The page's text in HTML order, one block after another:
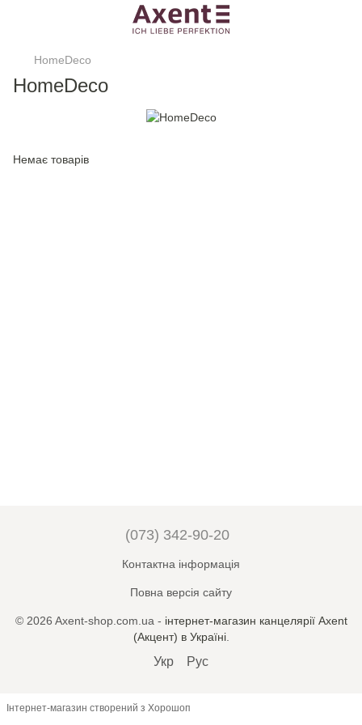
HomeDeco
HomeDeco
Немає товарів
(073) 342-90-20
Контактна інформація
Повна версія сайту
© 2026 Axent-shop.com.ua - iнтернет-магазин канцелярії Axent
(Акцент) в Україні.
Укр Рус
Інтернет-магазин створений з Хорошоп